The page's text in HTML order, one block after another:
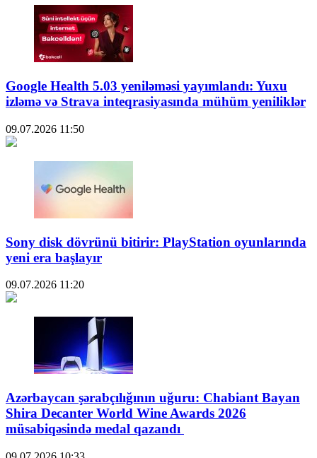
Google Health 5.03 yeniləməsi yayımlandı: Yuxu
izləmə və Strava inteqrasiyasında mühüm yeniliklər
09.07.2026 11:50
Sony disk dövrünü bitirir: PlayStation oyunlarında
yeni era başlayır
09.07.2026 11:20
Azərbaycan şərabçılığının uğuru: Chabiant Bayan
Shira Decanter World Wine Awards 2026
müsabiqəsində medal qazandı